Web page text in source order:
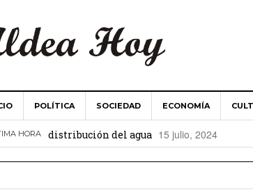
POLÍTICA SOCIEDAD ECONOMÍA
HORA
La Comunidad de Regantes ‘Aldea de
distribución del agua 15 julio, 2024
El Ayuntamiento de La Aldea de San